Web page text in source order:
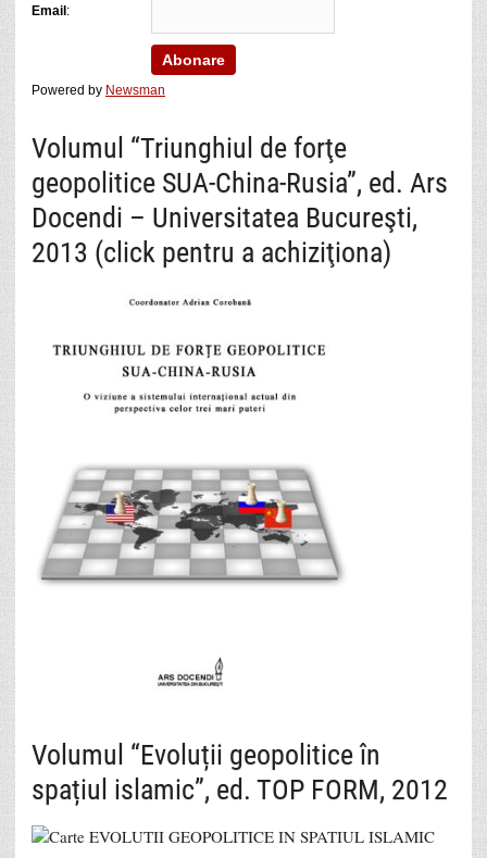
Email:
Powered by Newsman
Volumul “Triunghiul de forţe
geopolitice SUA-China-Rusia”, ed. Ars
Docendi – Universitatea Bucureşti,
2013 (click pentru a achiziţiona)
Volumul “Evoluții geopolitice în
spațiul islamic”, ed. TOP FORM, 2012